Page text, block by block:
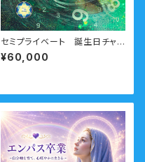
セミプライベート 誕生日チャ
ートコースーあなたの誕生日に
隠された数字の秘密ーご一括
¥60,000